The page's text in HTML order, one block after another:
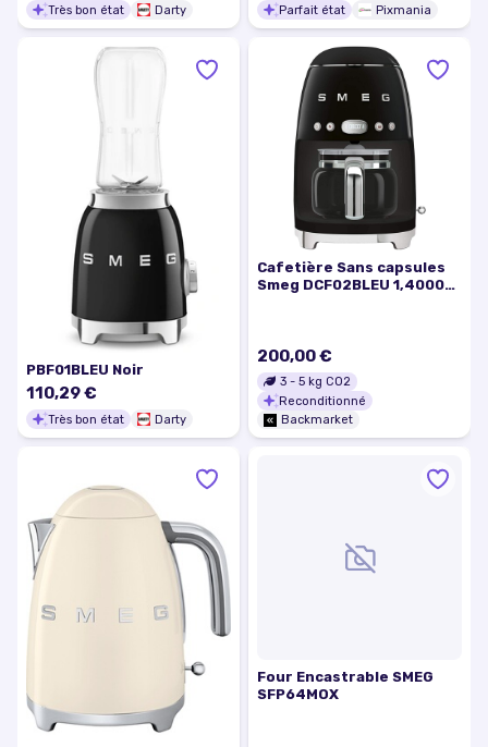
Très bon état Darty Parfait état Pixmania
PBF01BLEU Noir
110,29 €
Très bon état Darty
Cafetière Sans capsules
Smeg DCF02BLEU 1,4000L
200,00 €
3 - 5 kg CO2
Reconditionné
Backmarket
Four Encastrable SMEG
SFP64MOX